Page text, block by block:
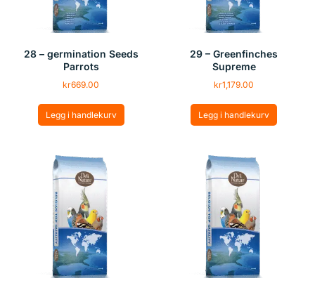
28 – germination Seeds
Parrots
kr669.00
Legg i handlekurv
29 – Greenfinches
Supreme
kr1,179.00
Legg i handlekurv